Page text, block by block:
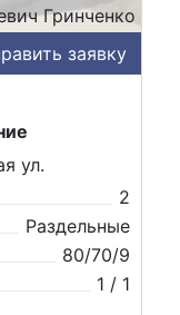
Гринченко
заявку
ул.
2
Раздельные
80/70/9
1 / 1